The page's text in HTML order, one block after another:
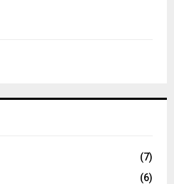
(7)
(6)